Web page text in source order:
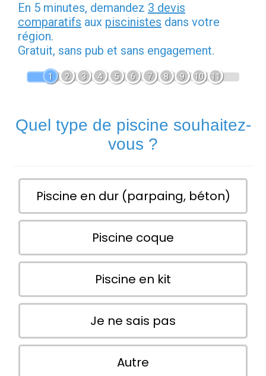
En 5 minutes, demandez 3 devis
comparatifs aux piscinistes dans votre
région.
Gratuit, sans pub et sans engagement.
1 2 3 4 5 6 7 8 9 10 11
Quel type de piscine souhaitez-
vous ?
Piscine en dur (parpaing, béton)
Piscine coque
Piscine en kit
Je ne sais pas
Autre